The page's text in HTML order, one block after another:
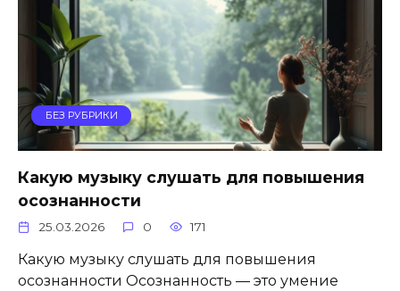
БЕЗ РУБРИКИ
Какую музыку слушать для повышения
осознанности
25.03.2026 0 171
Какую музыку слушать для повышения
осознанности Осознанность — это умение